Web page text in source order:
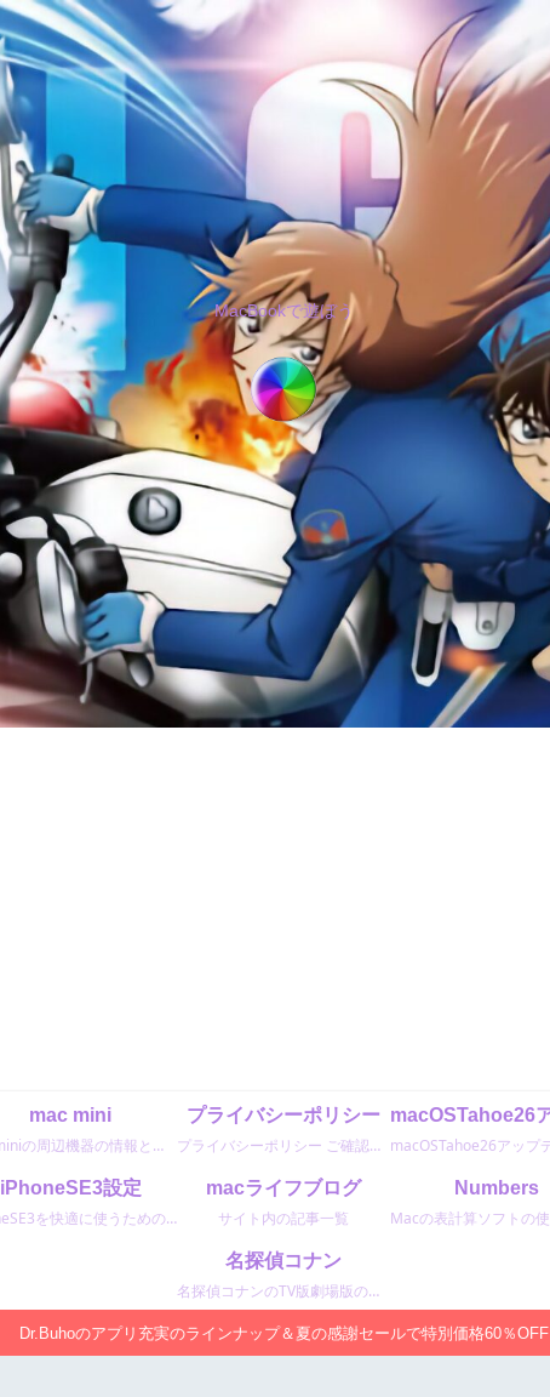
MacBookで遊ぼう
mac mini
macminiの周辺機器の情報と最新情報
プライバシーポリシー
プライバシーポリシー ご確認ください。
iPhoneSE3設定
iPhoneSE3を快適に使うための設定情報
macライフブログ
サイト内の記事一覧
Numbers
名探偵コナン
名探偵コナンのTV版劇場版のエピソード情報
Dr.Buhoのアプリ充実のラインナップ＆夏の感謝セールで特別価格60％OFF